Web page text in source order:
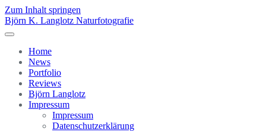
Zum Inhalt springen
Björn K. Langlotz Naturfotografie
Home
News
Portfolio
Reviews
Björn Langlotz
Impressum
Impressum
Datenschutzerklärung